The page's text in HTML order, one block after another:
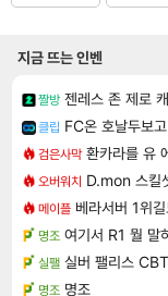
지금 뜨는 인벤
짤방 젠레스 존 제로
클립 FC온 호날두보
검은사막 환카라를 유
오버워치 D.mon 스킬
메이플 베라서버 1위
명조 여기서 R1 뭘 말
실팰 실버 팰리스
명조 명조